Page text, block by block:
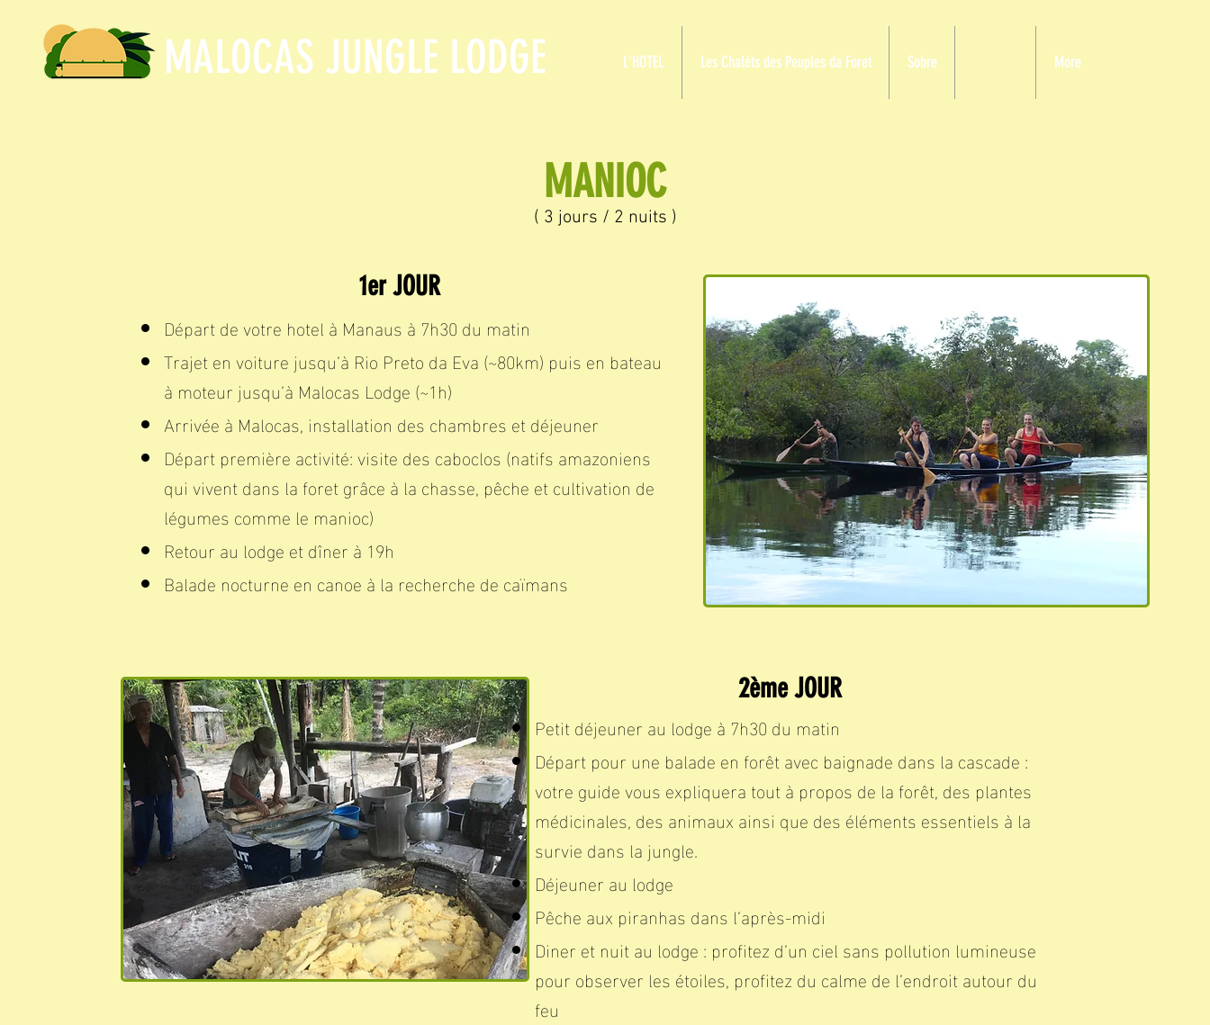
L'HOTEL Les Chaléts des Peuples da Foret Sobre More
MALOCAS JUNGLE LODGE
MANIOC
( 3 jours / 2 nuits )
1er JOUR
Départ de votre hotel à Manaus à 7h30 du matin
Trajet en voiture jusqu’à Rio Preto da Eva (~80km) puis en bateau
à moteur jusqu’à Malocas Lodge (~1h)
Arrivée à Malocas, installation des chambres et déjeuner
Départ première activité: visite des caboclos (natifs amazoniens
qui vivent dans la foret grâce à la chasse, pêche et cultivation de
légumes comme le manioc)
Retour au lodge et dîner à 19h
Balade nocturne en canoe à la recherche de caïmans
2ème JOUR
Petit déjeuner au lodge à 7h30 du matin
Départ pour une balade en forêt avec baignade dans la cascade :
votre guide vous expliquera tout à propos de la forêt, des plantes
médicinales, des animaux ainsi que des éléments essentiels à la
survie dans la jungle.
Déjeuner au lodge
Pêche aux piranhas dans l’après-midi
Diner et nuit au lodge : profitez d’un ciel sans pollution lumineuse
pour observer les étoiles, profitez du calme de l’endroit autour du
feu